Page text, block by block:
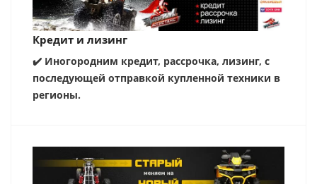
Кредит и лизинг
✔️ Иногородним кредит, рассрочка, лизинг, с
последующей отправкой купленной техники в
регионы.